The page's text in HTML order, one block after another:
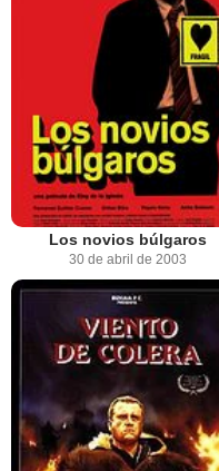
Los novios búlgaros
30 de abril de 2003